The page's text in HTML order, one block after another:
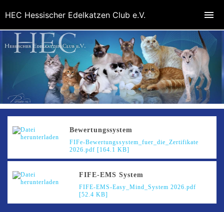
Bewertungssystem
FIFe-Bewertungssystem_fuer_die_Zertifikate
2026.pdf [164.1 KB]
FIFE-EMS System
FIFE-EMS-Easy_Mind_System 2026.pdf
[52.4 KB]
HEC Hessischer Edelkatzen Club e.V.